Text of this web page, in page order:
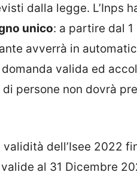
dalla legge. L’Inps
unico: a partire dal
avverrà in
valida ed
persone non dovrà
validità dell’Isee 2022
al 31 Dicembre